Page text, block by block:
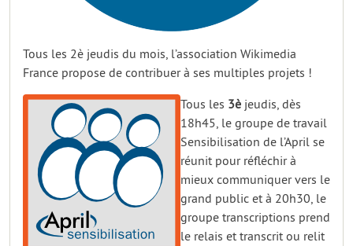
Tous les 2è jeudis du mois, l’association Wikimedia
France propose de contribuer à ses multiples projets !
Tous les 3è jeudis, dès
18h45, le groupe de travail
Sensibilisation de l’April se
réunit pour réfléchir à
mieux communiquer vers le
grand public et à 20h30, le
groupe transcriptions prend
le relais et transcrit ou relit